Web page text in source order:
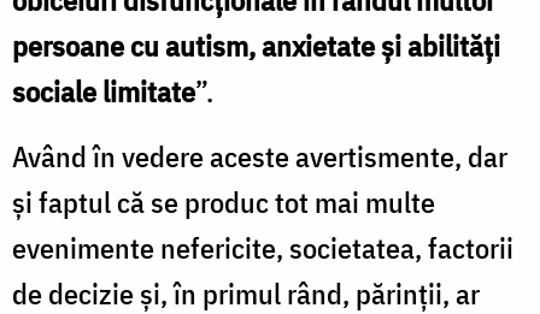
persoane cu autism, anxietate și abilități
sociale limitate”.
Având în vedere aceste avertismente, dar
și faptul că se produc tot mai multe
evenimente nefericite, societatea, factorii
de decizie și, în primul rând, părinții, ar